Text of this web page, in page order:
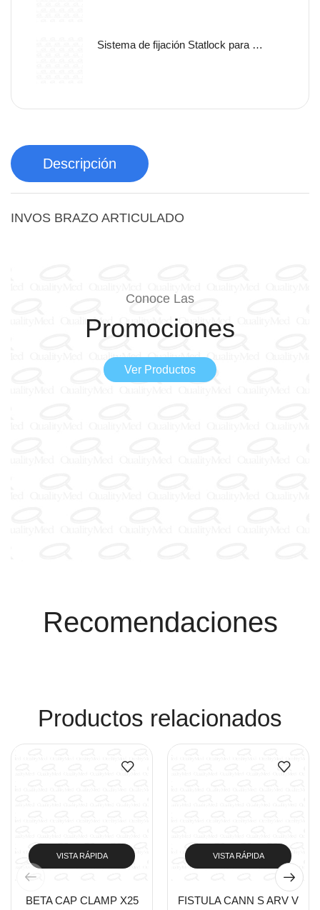
Sistema de fijación Statlock para sonda nasogástrica y sondas de alimentación enteral, tamaño pediátrico, libre de latex.
Descripción
INVOS BRAZO ARTICULADO
Conoce Las
Promociones
Ver Productos
Recomendaciones
Productos relacionados
VISTA RÁPIDA
BETA CAP CLAMP X25
VISTA RÁPIDA
FISTULA CANN S ARV V